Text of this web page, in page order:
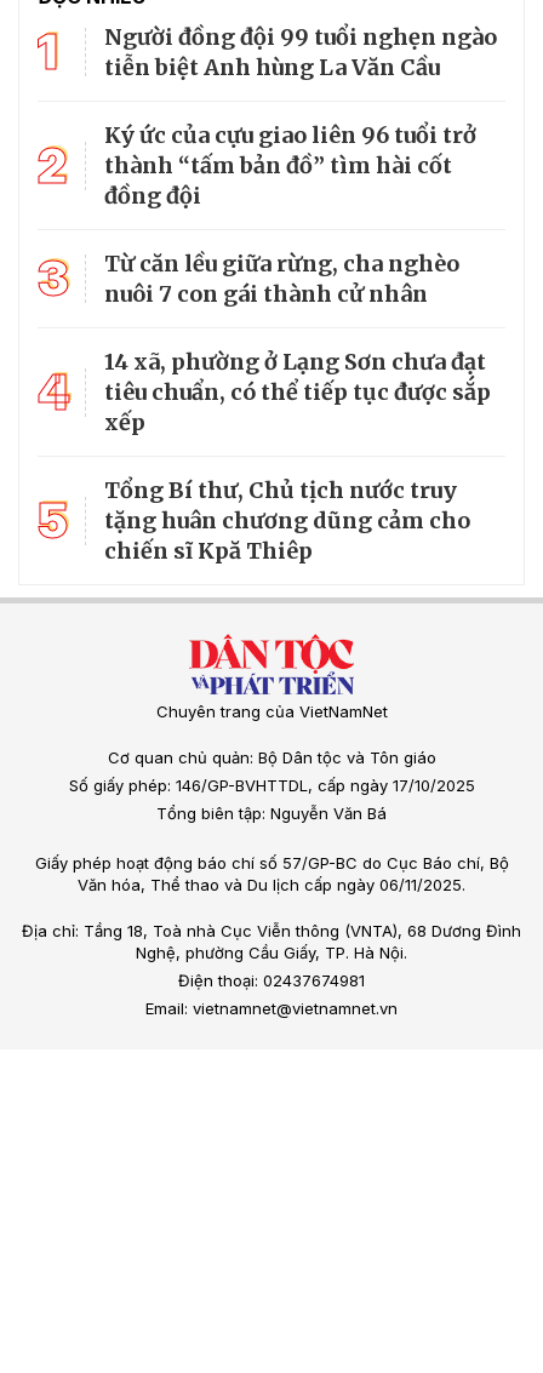
1
Người đồng đội 99 tuổi nghẹn ngào
tiễn biệt Anh hùng La Văn Cầu
2
Ký ức của cựu giao liên 96 tuổi trở
thành “tấm bản đồ” tìm hài cốt
đồng đội
3
Từ căn lều giữa rừng, cha nghèo
nuôi 7 con gái thành cử nhân
4
14 xã, phường ở Lạng Sơn chưa đạt
tiêu chuẩn, có thể tiếp tục được sắp
xếp
5
Tổng Bí thư, Chủ tịch nước truy
tặng huân chương dũng cảm cho
chiến sĩ Kpă Thiêp
Chuyên trang của VietNamNet
Cơ quan chủ quản: Bộ Dân tộc và Tôn giáo
Số giấy phép: 146/GP-BVHTTDL, cấp ngày 17/10/2025
Tổng biên tập: Nguyễn Văn Bá
Giấy phép hoạt động báo chí số 57/GP-BC do Cục Báo chí, Bộ
Văn hóa, Thể thao và Du lịch cấp ngày 06/11/2025.
Địa chỉ: Tầng 18, Toà nhà Cục Viễn thông (VNTA), 68 Dương Đình
Nghệ, phường Cầu Giấy, TP. Hà Nội.
Điện thoại: 02437674981
Email: vietnamnet@vietnamnet.vn